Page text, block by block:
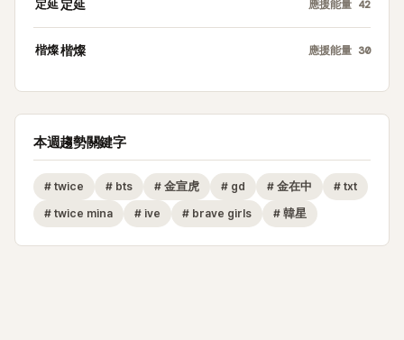
定延 定延 應援能量 42
楷燦楷燦 應援能量 30
本週趨勢關鍵字
# twice # bts # 金宣虎 # gd # 金在中 # txt
# twice mina # ive # brave girls # 韓星